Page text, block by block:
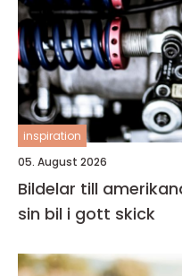
inspiration
05. August 2026
Bildelar till
sin bil i gott skick